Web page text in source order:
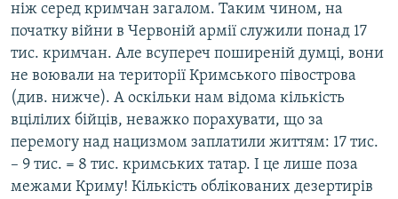
ніж серед кримчан загалом. Таким чином, на
початку війни в Червоній армії служили понад 17
тис. кримчан. Але всупереч поширеній думці, вони
не воювали на території Кримського півострова
(див. нижче). А оскільки нам відома кількість
вцілілих бійців, неважко порахувати, що за
перемогу над нацизмом заплатили життям: 17 тис.
– 9 тис. = 8 тис. кримських татар. І це лише поза
межами Криму! Кількість облікованих дезертирів